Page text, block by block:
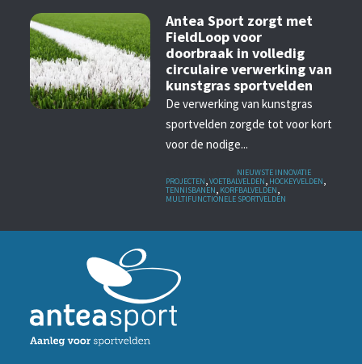
Antea Sport zorgt met
FieldLoop voor
doorbraak in volledig
circulaire verwerking van
kunstgras sportvelden
De verwerking van kunstgras
sportvelden zorgde tot voor kort
voor de nodige...
NIEUWSTE INNOVATIE
PROJECTEN,VOETBALVELDEN, HOCKEYVELDEN,
TENNISBANEN, KORFBALVELDEN,
MULTIFUNCTIONELE SPORTVELDEN